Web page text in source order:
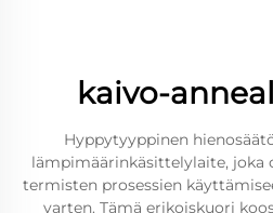
kaivo-
Hyppytyyppinen
lämpimäärinkäsittelylaite, joka
termisten prosessien
varten. Tämä erikoiskuori